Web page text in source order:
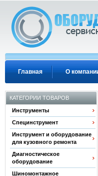
Главная О
КАТЕГОРИИ ТОВАРОВ
Инструменты
Специнструмент
Инструмент и оборудование
для кузовного ремонта
Диагностическое
оборудование
Шиномонтажное